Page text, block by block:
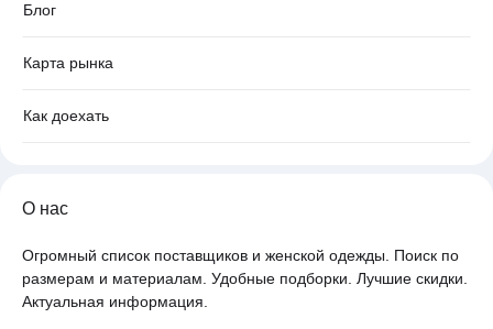
Блог
Карта рынка
Как доехать
О нас
Огромный список поставщиков и женской одежды. Поиск по
размерам и материалам. Удобные подборки. Лучшие скидки.
Актуальная информация.